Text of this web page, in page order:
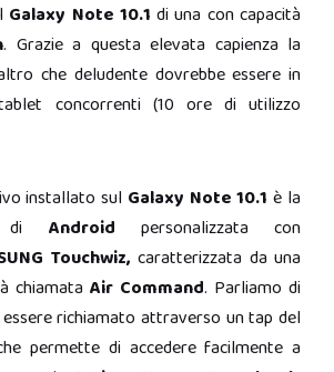
Galaxy Note 10.1 di una con capacità
. Grazie a questa elevata capienza la
che deludente dovrebbe essere in
concorrenti (10 ore di utilizzo
installato sul Galaxy Note 10.1 è la
Android personalizzata con
Touchwiz, caratterizzata da una
chiamata Air Command. Parliamo di
richiamato attraverso un tap del
permette di accedere facilmente a